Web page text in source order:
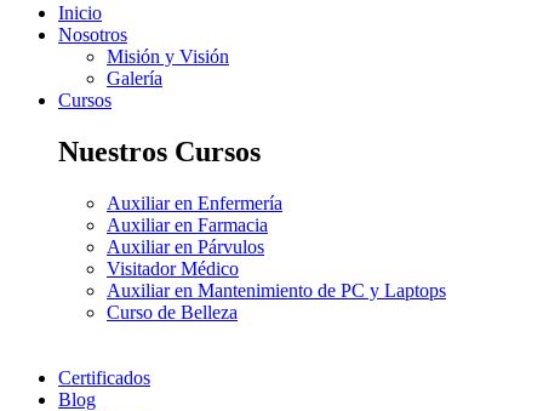
Inicio
Nosotros
Misión y Visión
Galería
Cursos
Nuestros Cursos
Auxiliar en Enfermería
Auxiliar en Farmacia
Auxiliar en Párvulos
Visitador Médico
Auxiliar en Mantenimiento de PC y Laptops
Curso de Belleza
Certificados
Blog